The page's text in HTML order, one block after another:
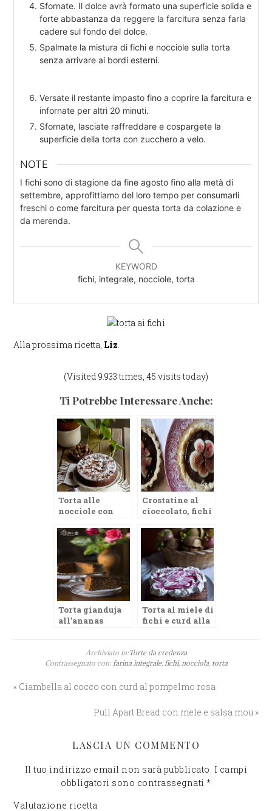
Sfornate. Il dolce avrà formato una superficie solida e
forte abbastanza da reggere la farcitura senza farla
cadere sul fondo del dolce.
Spalmate la mistura di fichi e nocciole sulla torta
senza arrivare ai bordi esterni.
Versate il restante impasto fino a coprire la farcitura e
infornate per altri 20 minuti.
Sfornate, lasciate raffreddare e cospargete la
superficie della torta con zucchero a velo.
NOTE
I fichi sono di stagione da fine agosto fino alla metà di
settembre, approfittiamo del loro tempo per consumarli
freschi o come farcitura per questa torta da colazione e
da merenda.
KEYWORD
fichi, integrale, nocciole, torta
Alla prossima ricetta, Liz.
(Visited 9.933 times, 45 visits today)
Ti Potrebbe Interessare Anche:
Torta alle
nocciole con
Crostatine al
cioccolato, fichi
lavanda
Torta gianduja
all’ananas
Torta al miele di
fichi e curd alla
Archiviato in:Torte da credenza
Contrassegnato con: farina integrale, fichi, nocciola, torta
« Ciambella al cocco con curd al pompelmo rosa
Pull Apart Bread con mele e salsa mou »
LASCIA UN COMMENTO
Il tuo indirizzo email non sarà pubblicato. I campi
obbligatori sono contrassegnati*
Valutazione ricetta